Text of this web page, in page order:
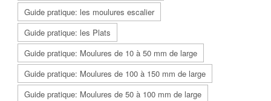
Guide pratique: les moulures escalier
Guide pratique: les Plats
Guide pratique: Moulures de 10 à 50 mm de large
Guide pratique: Moulures de 100 à 150 mm de large
Guide pratique: Moulures de 50 à 100 mm de large